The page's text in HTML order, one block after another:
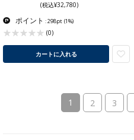
(税込¥32,780)
ポイント : 298pt (1%)
(0)
カートに入れる
1 (current)
2 3